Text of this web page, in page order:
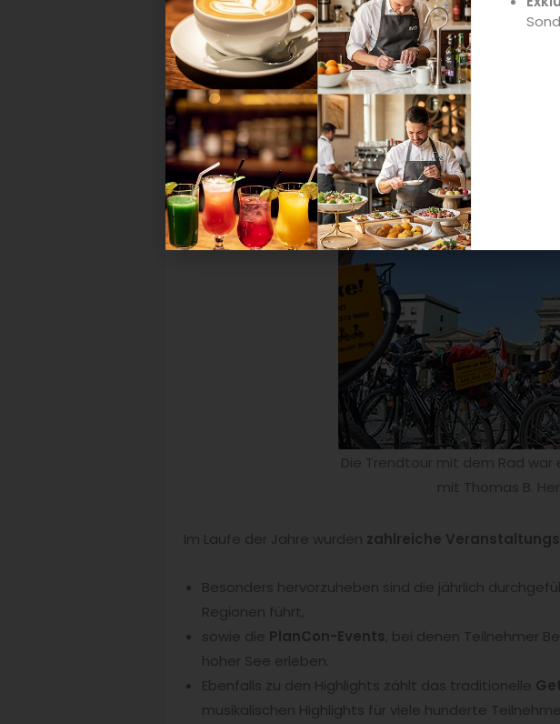
Netzwerkformate und Branchenevents des Netzwerk
Die Trendtour mit dem Rad
mit Thomas B.
Im Laufe der Jahre wurden zahlreiche
Besonders hervorzuheben sind die jährlich
Regionen führt,
sowie die PlanCon-Events, bei denen Teilnehmer
hoher See erleben.
Ebenfalls zu den Highlights zählt das traditionelle
musikalischen Highlights für viele hunderte